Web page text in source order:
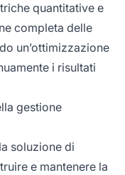
quantitative e
completa delle
un’ottimizzazione
i risultati
gestione
la soluzione di
e mantenere la